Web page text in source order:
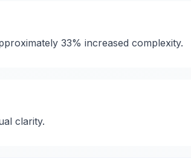
33% increased complexity.
clarity.